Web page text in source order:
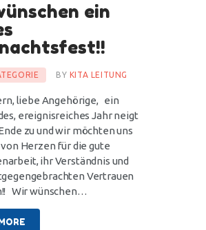
ein
BY KITA LEITUNG
liebe Angehörige, ein
ereignisreiches Jahr neigt
zu und wir möchten uns
Herzen für die gute
ihr Verständnis und
Vertrauen
Wir wünschen…